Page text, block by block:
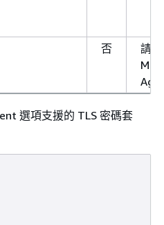
否
請
選項支援的 TLS 密碼套